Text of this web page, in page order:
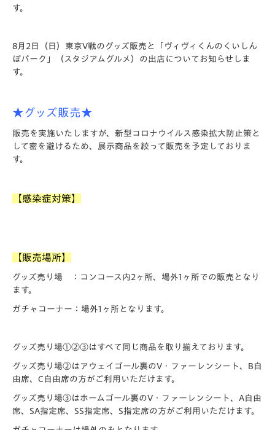
す。
8月2日（日）東京V戦のグッズ販売と「ヴィヴィくんのくいしん
ぼパーク」（スタジアムグルメ）の出店についてお知らせしま
す。
★グッズ販売★
販売を実施いたしますが、新型コロナウイルス感染拡大防止策と
して密を避けるため、展示商品を絞って販売を予定しておりま
す。
【感染症対策】
【販売場所】
グッズ売り場 ：コンコース内2ヶ所、場外1ヶ所での販売となり
ます。
ガチャコーナー：場外1ヶ所となります。
グッズ売り場①②③はすべて同じ商品を取り揃えております。
グッズ売り場②はアウェイゴール裏のV・ファーレンシート、B自
由席、C自由席の方がご利用いただけます。
グッズ売り場③はホームゴール裏のV・ファーレンシート、A自由
席、SA指定席、SS指定席、S指定席の方がご利用いただけます。